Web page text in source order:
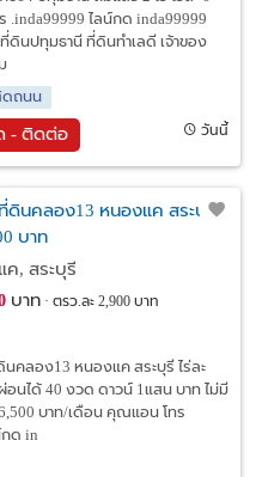
.inda99999 ไลน์กด inda99999
ดินปทุมธานี ที่ดินทำเลดี เจ้าของ
ถนน
- ติดต่อ วันนี้
ดินคลอง13 หนองแค สระบุรี
บาท
, สระบุรี
บาท ตรว.ละ 2,900 บาท
คลอง13 หนองแค สระบุรี ไร่ละ
อนได้ 40 งวด ดาวน์ 1แสน บาท ไม่มี
บาท/เดือน คุณแอน โทร
กด in